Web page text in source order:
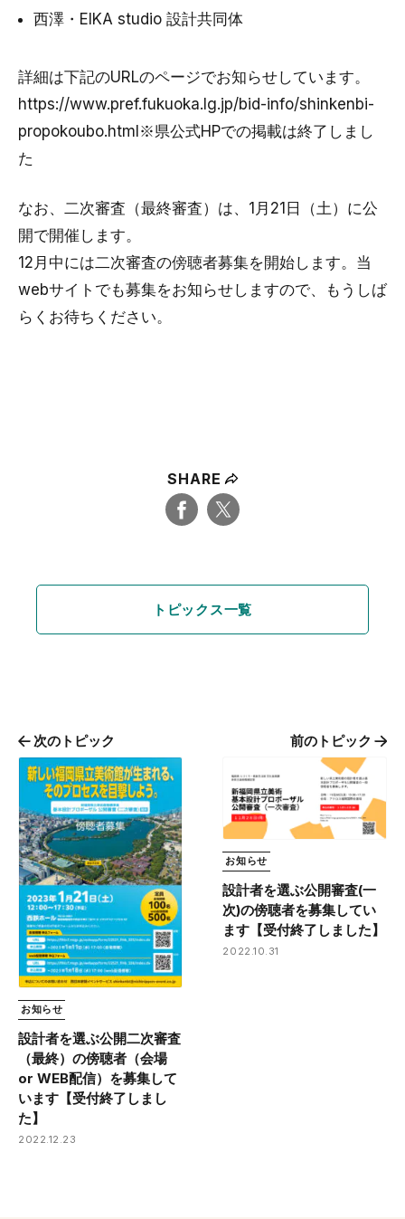
西澤・EIKA studio 設計共同体
詳細は下記のURLのページでお知らせしています。
https://www.pref.fukuoka.lg.jp/bid-info/shinkenbi-
propokoubo.html※県公式HPでの掲載は終了しまし
た
なお、二次審査（最終審査）は、1月21日（土）に公
開で開催します。
12月中には二次審査の傍聴者募集を開始します。当
webサイトでも募集をお知らせしますので、もうしば
らくお待ちください。
SHARE
トピックス一覧
次のトピック
お知らせ
設計者を選ぶ公開二次審査
（最終）の傍聴者（会場
or WEB配信）を募集して
います【受付終了しまし
た】
2022.12.23
前のトピック
お知らせ
設計者を選ぶ公開審査(一
次)の傍聴者を募集してい
ます【受付終了しました】
2022.10.31